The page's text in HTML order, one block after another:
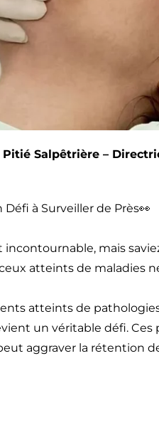
Salpêtrière –
à Surveiller de Près👀
mais
atteints de maladies
atteints de
un véritable défi.
aggraver la rétention